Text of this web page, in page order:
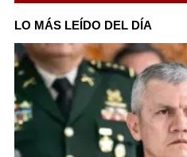
of
1
minute,
0
LO MÁS LEÍDO DEL DÍA